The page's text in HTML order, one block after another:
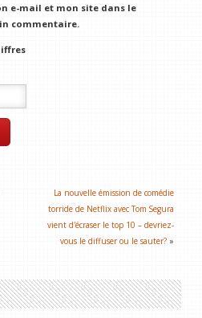
e-mail et mon site dans le
commentaire.
La nouvelle émission de comédie
torride de Netflix avec Tom Segura
vient d'écraser le top 10 – devriez-
vous le diffuser ou le sauter? »